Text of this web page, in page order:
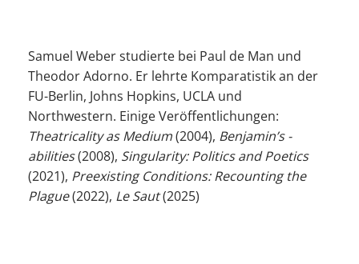
Samuel Weber studierte bei Paul de Man und
Theodor Adorno. Er lehrte Komparatistik an der
FU-Berlin, Johns Hopkins, UCLA und
Northwestern. Einige Veröffentlichungen:
Theatricality as Medium(2004), Benjamin’s -
abilities(2008), Singularity: Politics and Poetics
(2021), Preexisting Conditions: Recounting the
Plague(2022), Le Saut(2025)